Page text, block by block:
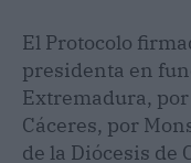
El Protocolo
presidenta en
Extremadura, por
Cáceres, por
de la Diócesis de